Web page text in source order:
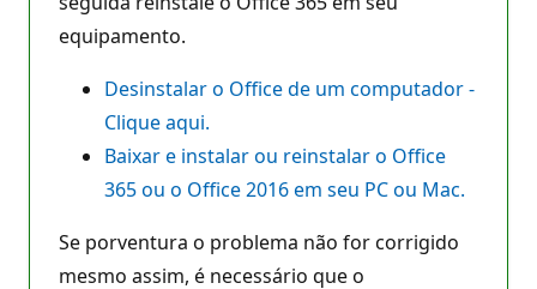
equipamento.
Desinstalar o Office de um computador -
Clique aqui.
Baixar e instalar ou reinstalar o Office
365 ou o Office 2016 em seu PC ou Mac.
Se porventura o problema não for corrigido
mesmo assim, é necessário que o